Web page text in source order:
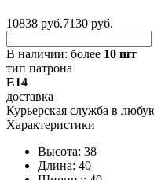
10838 руб.7130 руб.
В наличии: более 10 шт
тип патрона
E14
доставка
Курьерская служба в
Характеристики
Высота: 38
Длина: 40